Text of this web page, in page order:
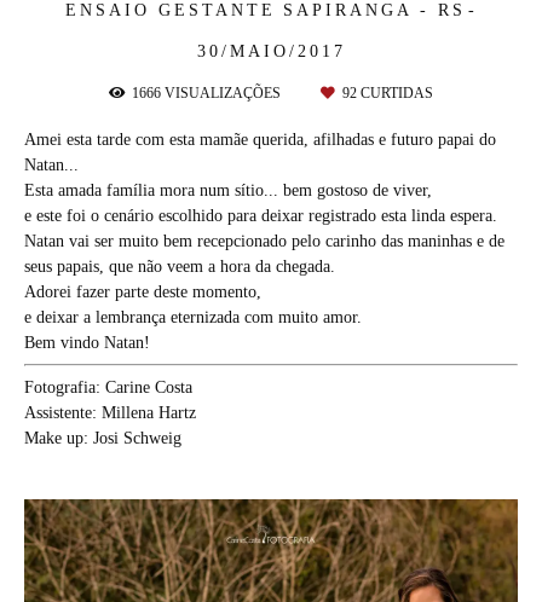
ENSAIO GESTANTE SAPIRANGA - RS
30/MAIO/2017
1666 VISUALIZAÇÕES 92 CURTIDAS
Amei esta tarde com esta mamãe querida, afilhadas e futuro papai do
Natan...
Esta amada família mora num sítio... bem gostoso de viver,
e este foi o cenário escolhido para deixar registrado esta linda espera.
Natan vai ser muito bem recepcionado pelo carinho das maninhas e de
seus papais, que não veem a hora da chegada.
Adorei fazer parte deste momento,
e deixar a lembrança eternizada com muito amor.
Bem vindo Natan!
Fotografia: Carine Costa
Assistente: Millena Hartz
Make up: Josi Schweig